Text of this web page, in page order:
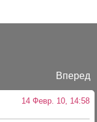
Вперед
14 Февр. 10, 14:58